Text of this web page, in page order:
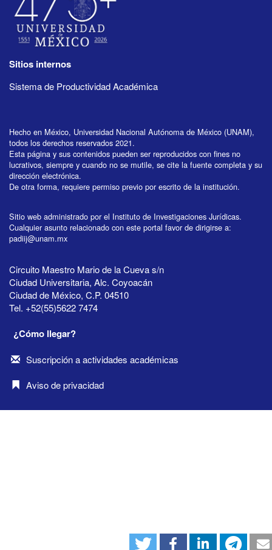
Sitios internos
Sistema de Productividad Académica
Hecho en México, Universidad Nacional Autónoma de México (UNAM),
todos los derechos reservados 2021.
Esta página y sus contenidos pueden ser reproducidos con fines no
lucrativos, siempre y cuando no se mutile, se cite la fuente completa y su
dirección electrónica.
De otra forma, requiere permiso previo por escrito de la institución.
Sitio web administrado por el Instituto de Investigaciones Jurídicas.
Cualquier asunto relacionado con este portal favor de dirigirse a:
padiij@unam.mx
Circuito Maestro Mario de la Cueva s/n
Ciudad Universitaria, Alc. Coyoacán
Ciudad de México, C.P. 04510
Tel. +52(55)5622 7474
¿Cómo llegar?
Suscripción a actividades académicas
Aviso de privacidad